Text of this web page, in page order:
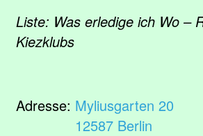
Liste: Was erledige ich Wo –
Kiezklubs
Adresse: Myliusgarten 20
12587 Berlin